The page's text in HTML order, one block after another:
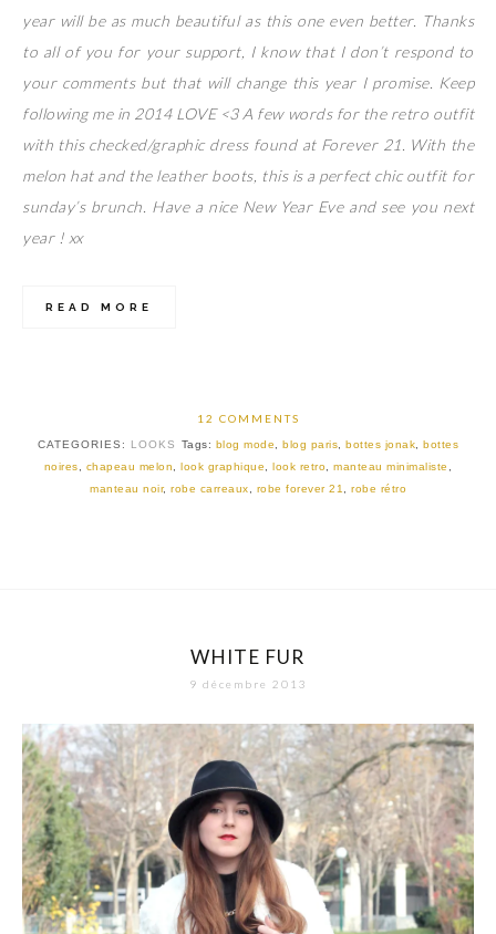
year will be as much beautiful as this one even better. Thanks
to all of you for your support, I know that I don’t respond to
your comments but that will change this year I promise. Keep
following me in 2014 LOVE <3 A few words for the retro outfit
with this checked/graphic dress found at Forever 21. With the
melon hat and the leather boots, this is a perfect chic outfit for
sunday’s brunch. Have a nice New Year Eve and see you next
year ! xx
READ MORE
12 COMMENTS
CATEGORIES: LOOKS Tags: blog mode ,blog paris ,bottes jonak ,bottes
noires
chapeau melon ,look graphique ,look retro ,manteau minimaliste
manteau noir, robe carreaux robe forever 21 robe rétro
WHITE FUR
9 décembre 2013